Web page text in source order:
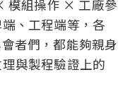
模組操作 × 工廠參
、工程端等，各
者們，都能夠親身
與製程驗證上的